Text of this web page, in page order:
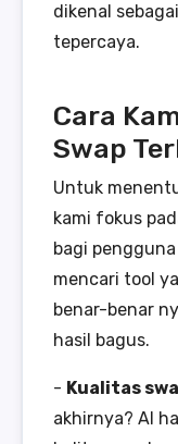
dikenal
tepercaya.
Cara
Swap
Untuk
kami fokus
bagi
mencari tool
benar-benar
hasil bagus.
- Kualitas
akhirnya? AI